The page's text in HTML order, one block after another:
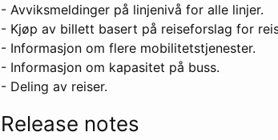
- Avviksmeldinger på linjenivå for alle linjer.
- Kjøp av billett basert på reiseforslag for
- Informasjon om flere mobilitetstjenester.
- Informasjon om kapasitet på buss.
- Deling av reiser.
Release notes